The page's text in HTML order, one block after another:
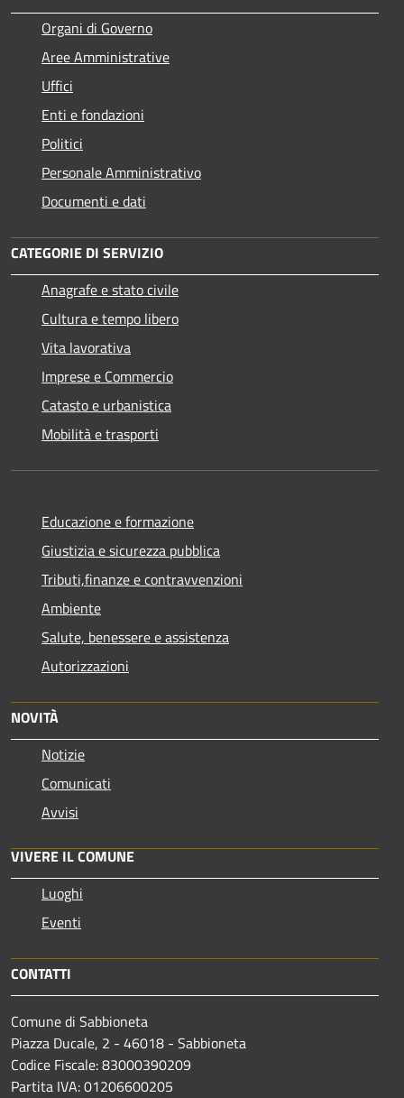
Organi di Governo
Aree Amministrative
Uffici
Enti e fondazioni
Politici
Personale Amministrativo
Documenti e dati
CATEGORIE DI SERVIZIO
Anagrafe e stato civile
Cultura e tempo libero
Vita lavorativa
Imprese e Commercio
Catasto e urbanistica
Mobilità e trasporti
Educazione e formazione
Giustizia e sicurezza pubblica
Tributi,finanze e contravvenzioni
Ambiente
Salute, benessere e assistenza
Autorizzazioni
NOVITÀ
Notizie
Comunicati
Avvisi
VIVERE IL COMUNE
Luoghi
Eventi
CONTATTI
Comune di Sabbioneta
Piazza Ducale, 2 - 46018 - Sabbioneta
Codice Fiscale: 83000390209
Partita IVA: 01206600205